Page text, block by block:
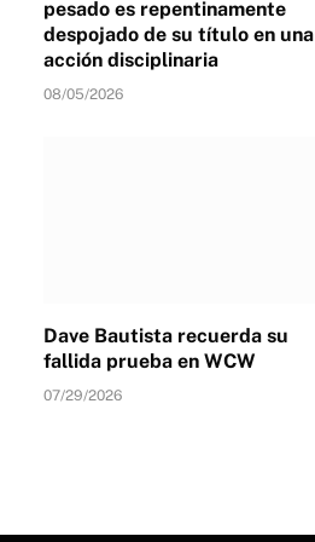
pesado es repentinamente
despojado de su título en una
acción disciplinaria
08/05/2026
Dave Bautista recuerda su
fallida prueba en WCW
07/29/2026